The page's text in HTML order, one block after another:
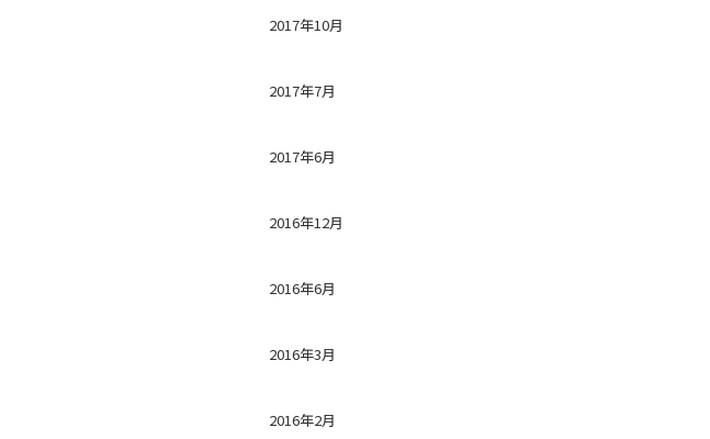
2017年10月
2017年7月
2017年6月
2016年12月
2016年6月
2016年3月
2016年2月